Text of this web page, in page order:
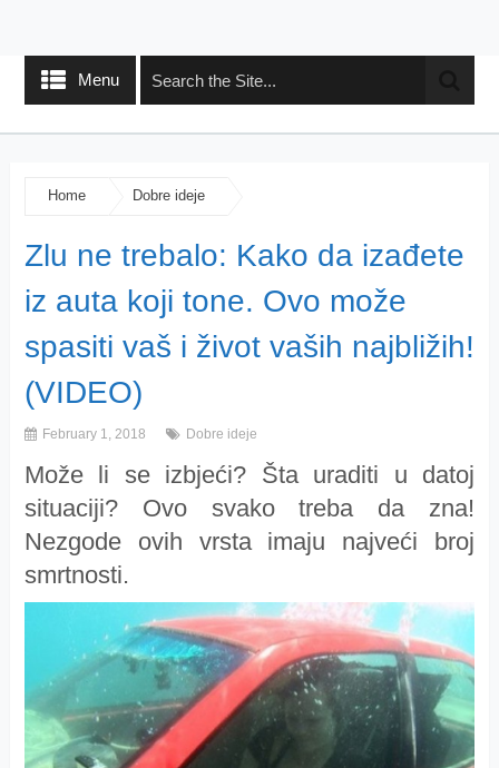
Menu
Home Dobre ideje
Zlu ne trebalo: Kako da izađete
iz auta koji tone. Ovo može
spasiti vaš i život vaših najbližih!
(VIDEO)
February 1, 2018 Dobre ideje
Može li se izbjeći? Šta uraditi u datoj
situaciji? Ovo svako treba da zna!
Nezgode ovih vrsta imaju najveći broj
smrtnosti.